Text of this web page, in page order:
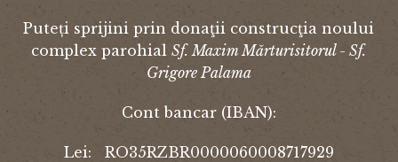
Puteți sprijini prin donaţii construcţia noului
complex parohialSf. Maxim Mărturisitorul - Sf.
Grigore Palama
Cont bancar (IBAN):
Lei: RO35RZBR0000060008717929